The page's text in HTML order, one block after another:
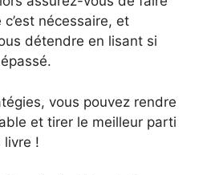
nécessaire, et
détendre en lisant si
vous pouvez rendre
et tirer le meilleur parti
livre !